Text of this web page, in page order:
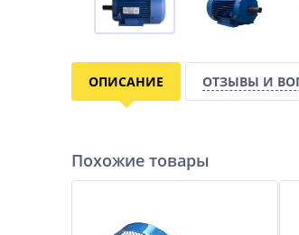
ОПИСАНИЕ ОТЗЫВЫ И
Похожие товары